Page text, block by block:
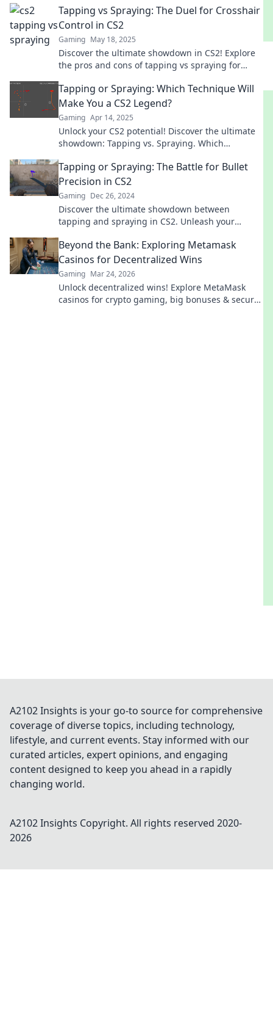
Tapping vs Spraying: The Duel for Crosshair
Control in CS2
Gaming May 18, 2025
Discover the ultimate showdown in CS2! Explore
the pros and cons of tapping vs spraying for
potential now!
Tapping or Spraying: Which Technique Will
Make You a CS2 Legend?
Gaming Apr 14, 2025
Unlock your CS2 potential! Discover the ultimate
showdown: Tapping vs. Spraying. Which
legendary status?
Tapping or Spraying: The Battle for Bullet
Precision in CS2
Gaming Dec 26, 2024
Discover the ultimate showdown between
tapping and spraying in CS2. Unleash your
Beyond the Bank: Exploring Metamask
Casinos for Decentralized Wins
Gaming Mar 24, 2026
Unlock decentralized wins! Explore MetaMask
casinos for crypto gaming, big bonuses & secure
A2102 Insights is your go-to source for comprehensive
coverage of diverse topics, including technology,
lifestyle, and current events. Stay informed with our
curated articles, expert opinions, and engaging
content designed to keep you ahead in a rapidly
changing world.
A2102 Insights Copyright. All rights reserved 2020-
2026